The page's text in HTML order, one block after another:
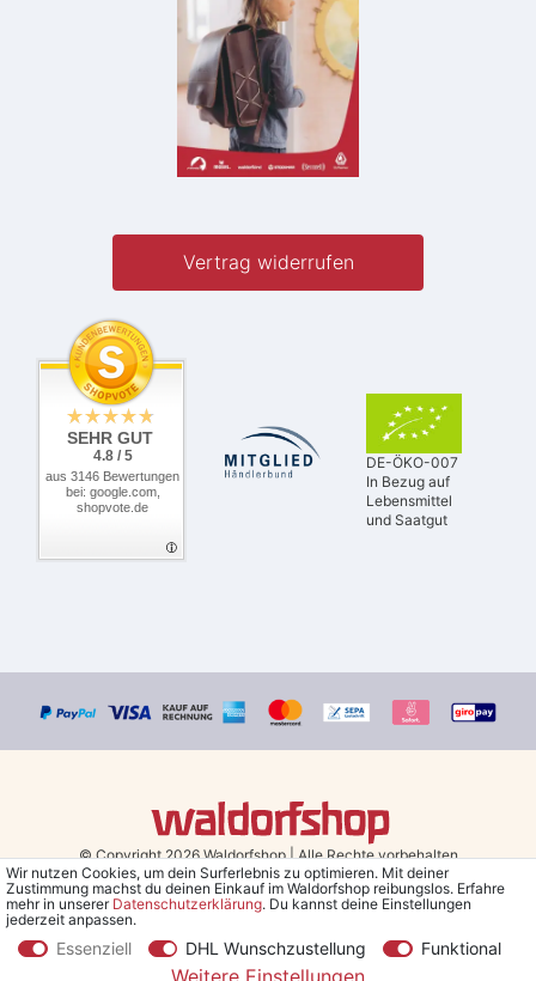
Vertrag widerrufen
SEHR GUT
4.8 / 5
aus 3146 Bewertungen
bei: google.com,
shopvote.de
DE-ÖKO-007
In Bezug auf
Lebensmittel
und Saatgut
© Copyright 2026 Waldorfshop|Alle Rechte vorbehalten.
Bestellungen mit Prio Versand bis 13 Uhr, garantierter Versand am
*Kostenlose Lieferung in Deutschland und Österreich ab 79 €.(gilt
Wir nutzen Cookies, um dein Surferlebnis zu optimieren. Mit deiner
Zustimmung machst du deinen Einkauf im Waldorfshop reibungslos. Erfahre
mehr in unserer Daten­schutz­erklärung. Du kannst deine Einstellungen
jederzeit anpassen.
Essenziell DHL Wunschzustellung Funktional